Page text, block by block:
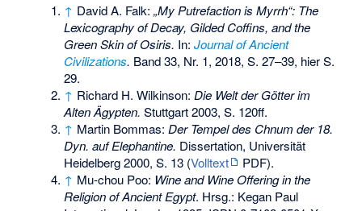
↑ David A. Falk:„My Putrefaction is Myrrh“: The
Lexicography of Decay, Gilded Coffins, and the
Green Skin of Osiris. In:Journal of Ancient
Civilizations. Band 33, Nr. 1, 2018, S. 27–39, hier S.
29.
↑ Richard H. Wilkinson:Die Welt der Götter im
Alten Ägypten. Stuttgart 2003, S. 120ff.
↑ Martin Bommas:Der Tempel des Chnum der 18.
Dyn. auf Elephantine. Dissertation, Universität
Heidelberg 2000, S. 13 (Volltext
PDF).
↑ Mu-chou Poo: Wine and Wine Offering in the
Religion of Ancient Egypt. Hrsg.: Kegan Paul